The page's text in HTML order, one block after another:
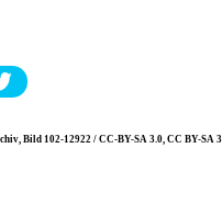
Bild 102-12922 / CC-BY-SA 3.0, CC BY-SA